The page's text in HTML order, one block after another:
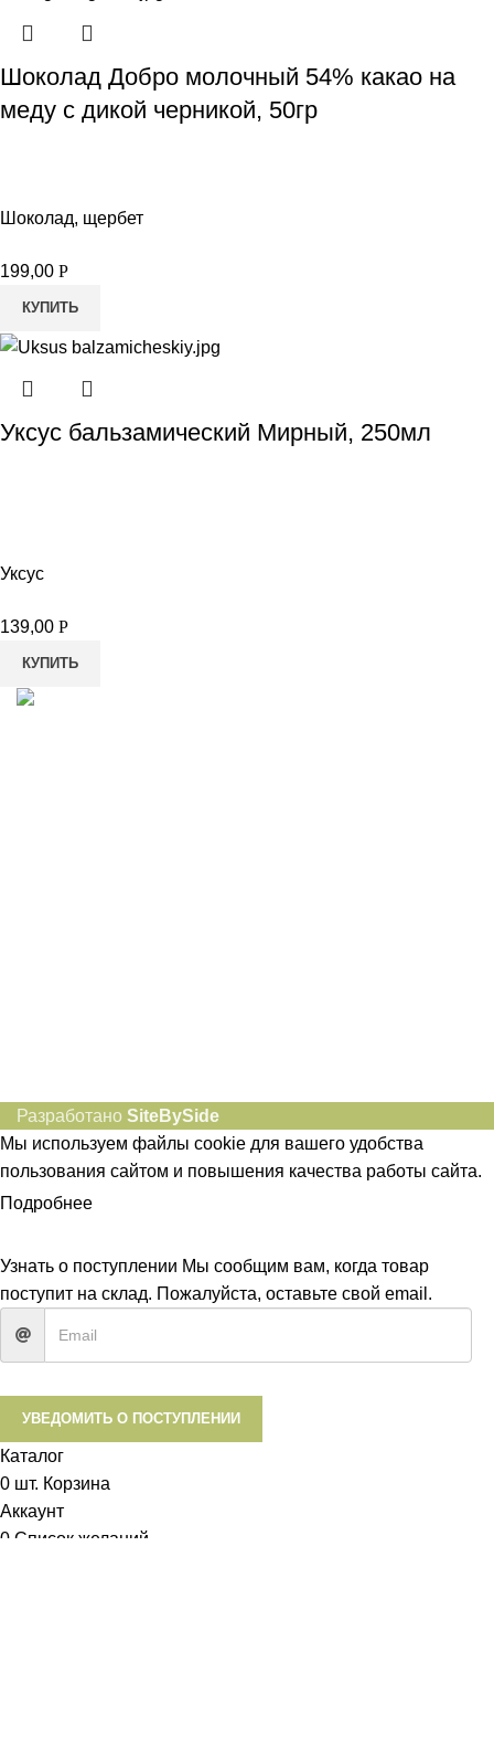
Шоколад Добро молочный 54% какао на
меду с дикой черникой, 50гр
Шоколад, щербет
199,00 Р
КУПИТЬ
Уксус бальзамический Мирный, 250мл
Уксус
139,00 Р
КУПИТЬ
Разработано SiteBySide
Мы используем файлы cookie для вашего удобства
пользования сайтом и повышения качества работы сайта.
Подробнее
Узнать о поступлении Мы сообщим вам, когда товар
поступит на склад. Пожалуйста, оставьте свой email.
УВЕДОМИТЬ О ПОСТУПЛЕНИИ
Каталог
0 шт. Корзина
Аккаунт
0 Список желаний